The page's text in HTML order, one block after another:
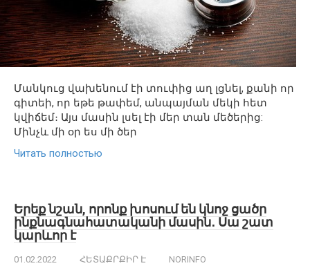
Մանկուց վախենում էի տուփից աղ լցնել, քանի որ
գիտեի, որ եթե թափեմ, անպայման մեկի հետ
կվիճեմ։ Այս մասին լսել էի մեր տան մեծերից:
Մինչև մի օր ես մի ծեր
Читать полностью
Երեք նշան, որոնք խոսում են կնոջ ցածր
ինքնագնահատականի մասին․ Սա շատ
կարևոր է
01.02.2022 ՀԵՏԱՔՐՔԻՐ Է
NORINFO